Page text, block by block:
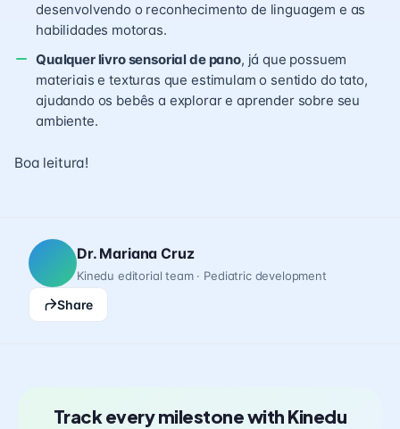
desenvolvendo o reconhecimento de linguagem e as
habilidades motoras.
Qualquer livro sensorial de pano, já que possuem
materiais e texturas que estimulam o sentido do tato,
ajudando os bebês a explorar e aprender sobre seu
ambiente.
Boa leitura!
Dr. Mariana Cruz
Kinedu editorial team · Pediatric development
Share
Track every milestone with Kinedu